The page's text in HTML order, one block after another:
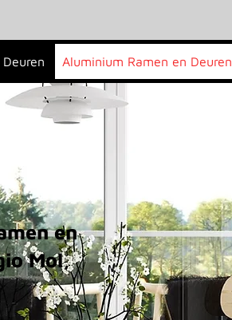
Aluminium Ramen en Deuren
en
Mol,